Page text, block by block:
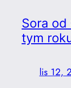
Sora
tym
lis 12,